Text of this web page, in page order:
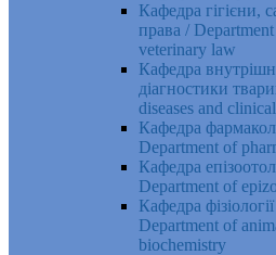
Кафедра гігієни,
права /
veterinary law
Кафедра
діагностики
diseases and
Кафедра
Department of
Кафедра
Department of
Кафедра
Department of
biochemistry